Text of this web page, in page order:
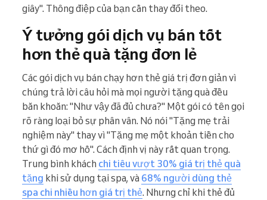
giây". Thông điệp của bạn cần thay đổi theo.
Ý tưởng gói dịch vụ bán tốt
hơn thẻ quà tặng đơn lẻ
Các gói dịch vụ bán chạy hơn thẻ giá trị đơn giản vì
chúng trả lời câu hỏi mà mọi người tặng quà đều
băn khoăn: "Như vậy đã đủ chưa?" Một gói có tên gọi
rõ ràng loại bỏ sự phân vân. Nó nói "Tặng mẹ trải
nghiệm này" thay vì "Tặng mẹ một khoản tiền cho
thứ gì đó mơ hồ". Cách định vị này rất quan trọng.
Trung bình khách chi tiêu vượt 30% giá trị thẻ quà
tặng khi sử dụng tại spa, và 68% người dùng thẻ
spa chi nhiều hơn giá trị thẻ. Nhưng chỉ khi thẻ đủ